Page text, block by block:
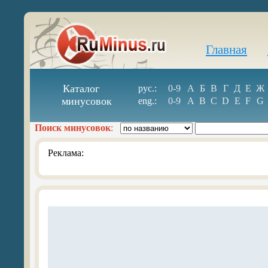
Главная
Каталог
минусовок
рус.: 0-9 А Б В Г Д Е Ж
eng.:
0-9 A B C D E F G
Поиск минусовок:
Реклама: